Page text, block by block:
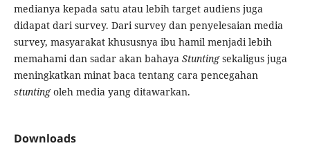
medianya kepada satu atau lebih target audiens juga
didapat dari survey. Dari survey dan penyelesaian media
survey, masyarakat khususnya ibu hamil menjadi lebih
memahami dan sadar akan bahaya Stuntingsekaligus juga
meningkatkan minat baca tentang cara pencegahan
stuntingoleh media yang ditawarkan.
Downloads